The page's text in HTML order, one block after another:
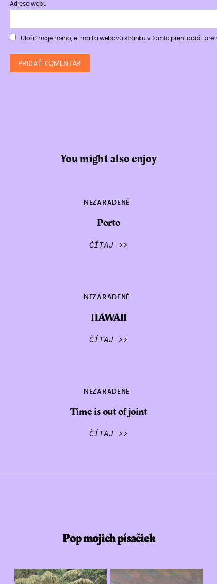
Adresa webu
Uložiť moje meno, e-mail a webovú stránku v tomto prehliadači pre
You might also enjoy
NEZARADENÉ
Porto
ČÍTAJ >>
NEZARADENÉ
HAWAII
ČÍTAJ >>
NEZARADENÉ
Time is out of joint
ČÍTAJ >>
Pop mojich písačiek